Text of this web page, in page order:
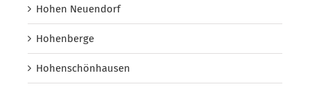
Hohen Neuendorf
Hohenberge
Hohenschönhausen